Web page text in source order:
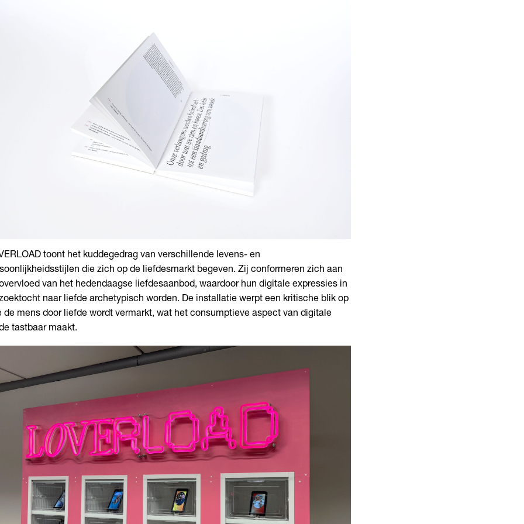
toont het kuddegedrag van verschillende levens- en
die zich op de liefdesmarkt begeven. Zij conformeren zich aan
van het hedendaagse liefdesaanbod, waardoor hun digitale expressies in
naar liefde archetypisch worden. De installatie werpt een kritische blik op
de mens door liefde wordt vermarkt, wat het consumptieve aspect van digitale
tastbaar maakt.